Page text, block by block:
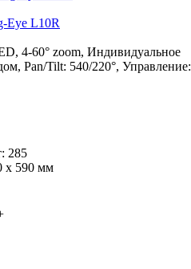
Eye L10R
4-60° zoom, Индивидуальное
Pan/Tilt: 540/220°, Управление:
285
х 590 мм